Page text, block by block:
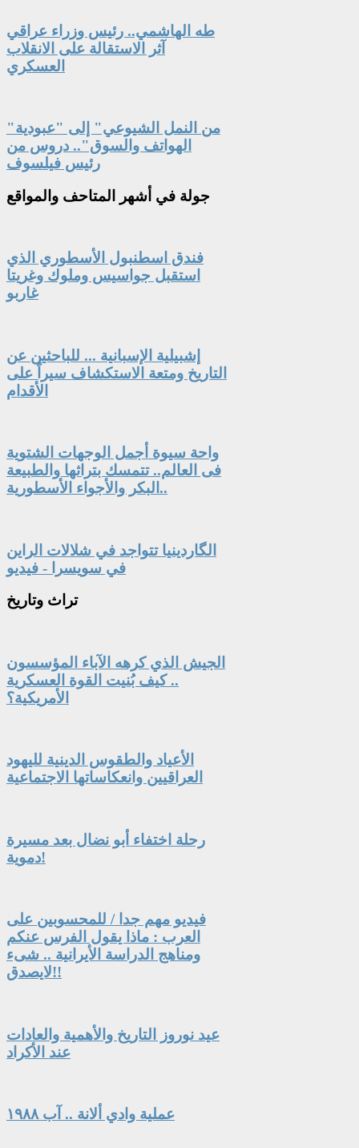
طه الهاشمي.. رئيس وزراء عراقي
آثر الاستقالة على الانقلاب
العسكري
"من النمل الشيوعي" إلى "عبودية
الهواتف والسوق".. دروس من
رئيس فيلسوف
جولة في أشهر المتاحف والمواقع
فندق اسطنبول الأسطوري الذي
استقبل جواسيس وملوك وغريتا
غاربو
إشبيلية الإسبانية ... للباحثين عن
التاريخ ومتعة الاستكشاف سيراً على
الأقدام
واحة سيوة أجمل الوجهات الشتوية
فى العالم.. تتمسك بتراثها والطبيعة
البكر والأجواء الأسطورية..
الگاردينيا تتواجد في شلالات الراين
في سويسرا - فيديو
تراث وتاريخ
الجيش الذي كرهه الآباء المؤسسون
.. كيف بُنيت القوة العسكرية
الأمريكية؟
الأعياد والطقوس الدينية لليهود
العراقيين وانعكاساتها الاجتماعية
رحلة اختفاء أبو نضال بعد مسيرة
دموية!
فيديو مهم جدا / للمحسوبين على
العرب : ماذا يقول الفرس عنكم
ومناهج الدراسة الأيرانية .. شىء
لايصدق!!
عيد نوروز التاريخ والأهمية والعادات
عند الأكراد
عملية وادي ألانة .. آب ١٩٨٨